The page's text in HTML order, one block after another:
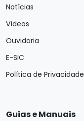
Notícias
Vídeos
Ouvidoria
E-SIC
Política de Privacidade
Guias e Manuais